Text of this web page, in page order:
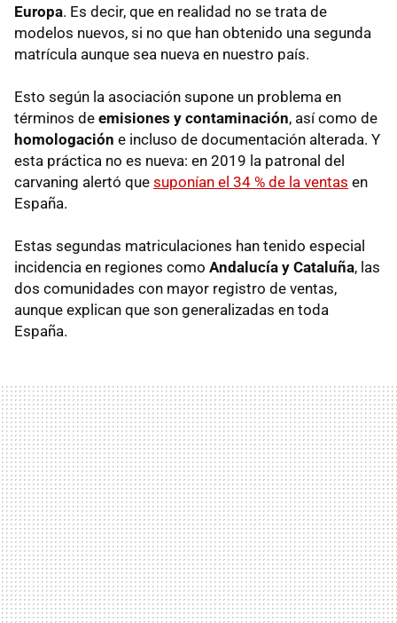
Europa. Es decir, que en realidad no se trata de
modelos nuevos, si no que han obtenido una segunda
matrícula aunque sea nueva en nuestro país.
Esto según la asociación supone un problema en
términos de emisiones y contaminación, así como de
homologación e incluso de documentación alterada. Y
esta práctica no es nueva: en 2019 la patronal del
carvaning alertó que suponían el 34 % de la ventas en
España.
Estas segundas matriculaciones han tenido especial
incidencia en regiones como Andalucía y Cataluña, las
dos comunidades con mayor registro de ventas,
aunque explican que son generalizadas en toda
España.